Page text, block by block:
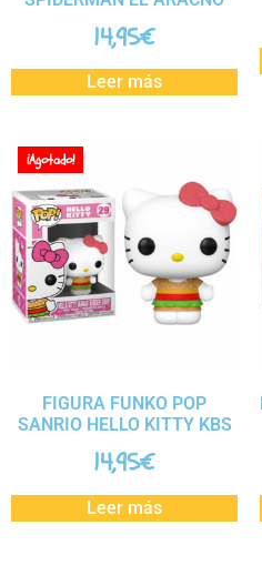
14,95€
Leer más
¡Agotado!
FIGURA FUNKO POP
SANRIO HELLO KITTY KBS
14,95€
Leer más